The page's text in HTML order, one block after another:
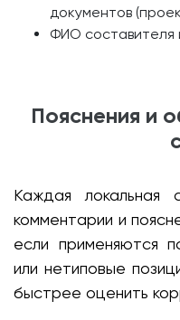
документов
ФИО составителя
Пояснения и
Каждая локальная
комментарии и
если применяются
или нетиповые
быстрее оценить